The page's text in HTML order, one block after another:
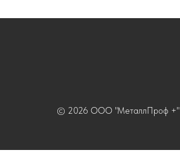
© 2026 ООО "МеталлПроф +"